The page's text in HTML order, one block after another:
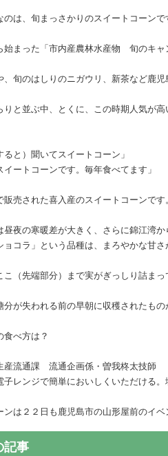
のは、旬まっさかりのスイートコーン
始まった「市内産農林水産物 旬のキャ
、旬のはしりのニガウリ、新茶など鹿
りと並ぶ中、とくに、この時期人気が高
ると）聞いてスイートコーン」
イートコーンです。毎年食べてます」
売された喜入産のスイートコーンです。
昼夜の寒暖差が大きく、さらに錦江湾
ョコラ」という品種は、まろやかな甘さ
こ（先端部分）まで実がぎっしり詰ま
分が失われる前の早朝に収穫されたもの
食べ方は？
産流通課 流通企画係・曽我柊太技師
子レンジで簡単においしくいただける
ンは２２日も鹿児島市の山形屋前のイベ
事